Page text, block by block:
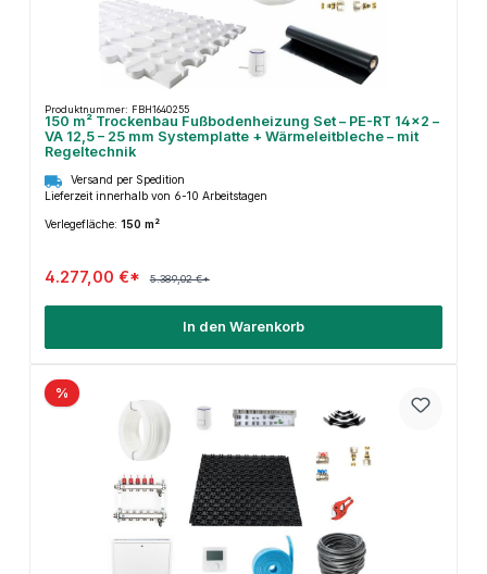
Produktnummer: FBH1640255
150 m² Trockenbau Fußbodenheizung Set – PE-RT 14×2 –
VA 12,5 – 25 mm Systemplatte + Wärmeleitbleche – mit
Regeltechnik
Versand per Spedition
Lieferzeit innerhalb von 6-10 Arbeitstagen
Verlegefläche: 150 m²
4.277,00 €* 5.389,02 €*
In den Warenkorb
%